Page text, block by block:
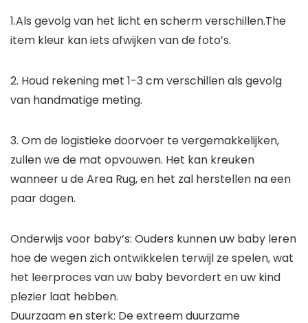
1.Als gevolg van het licht en scherm verschillen.The
item kleur kan iets afwijken van de foto’s.
2. Houd rekening met 1-3 cm verschillen als gevolg
van handmatige meting.
3. Om de logistieke doorvoer te vergemakkelijken,
zullen we de mat opvouwen. Het kan kreuken
wanneer u de Area Rug, en het zal herstellen na een
paar dagen.
Onderwijs voor baby’s: Ouders kunnen uw baby leren
hoe de wegen zich ontwikkelen terwijl ze spelen, wat
het leerproces van uw baby bevordert en uw kind
plezier laat hebben.
Duurzaam en sterk: De extreem duurzame